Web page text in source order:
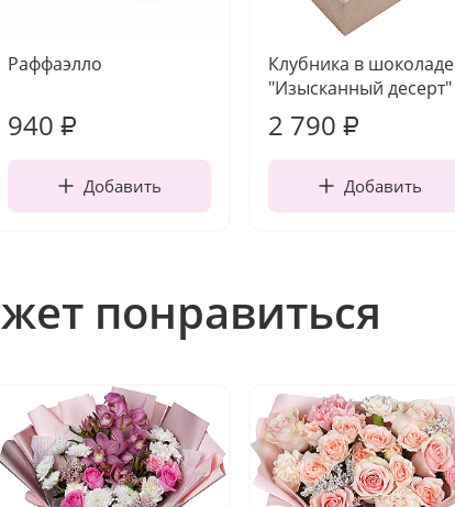
Раффаэлло
940 ₽
Добавить
Клубника в шоколаде
"Изысканный десерт"
2 790 ₽
Добавить
понравиться